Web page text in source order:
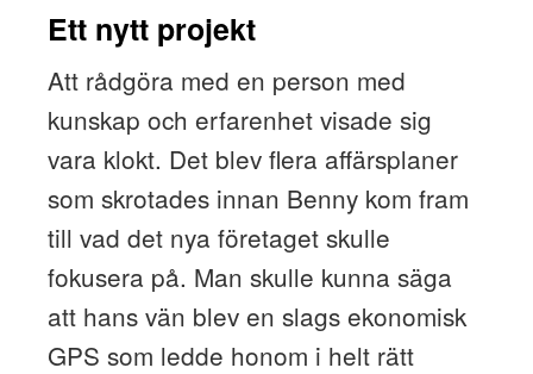
Ett nytt projekt
Att rådgöra med en person med
kunskap och erfarenhet visade sig
vara klokt. Det blev flera affärsplaner
som skrotades innan Benny kom fram
till vad det nya företaget skulle
fokusera på. Man skulle kunna säga
att hans vän blev en slags ekonomisk
GPS som ledde honom i helt rätt